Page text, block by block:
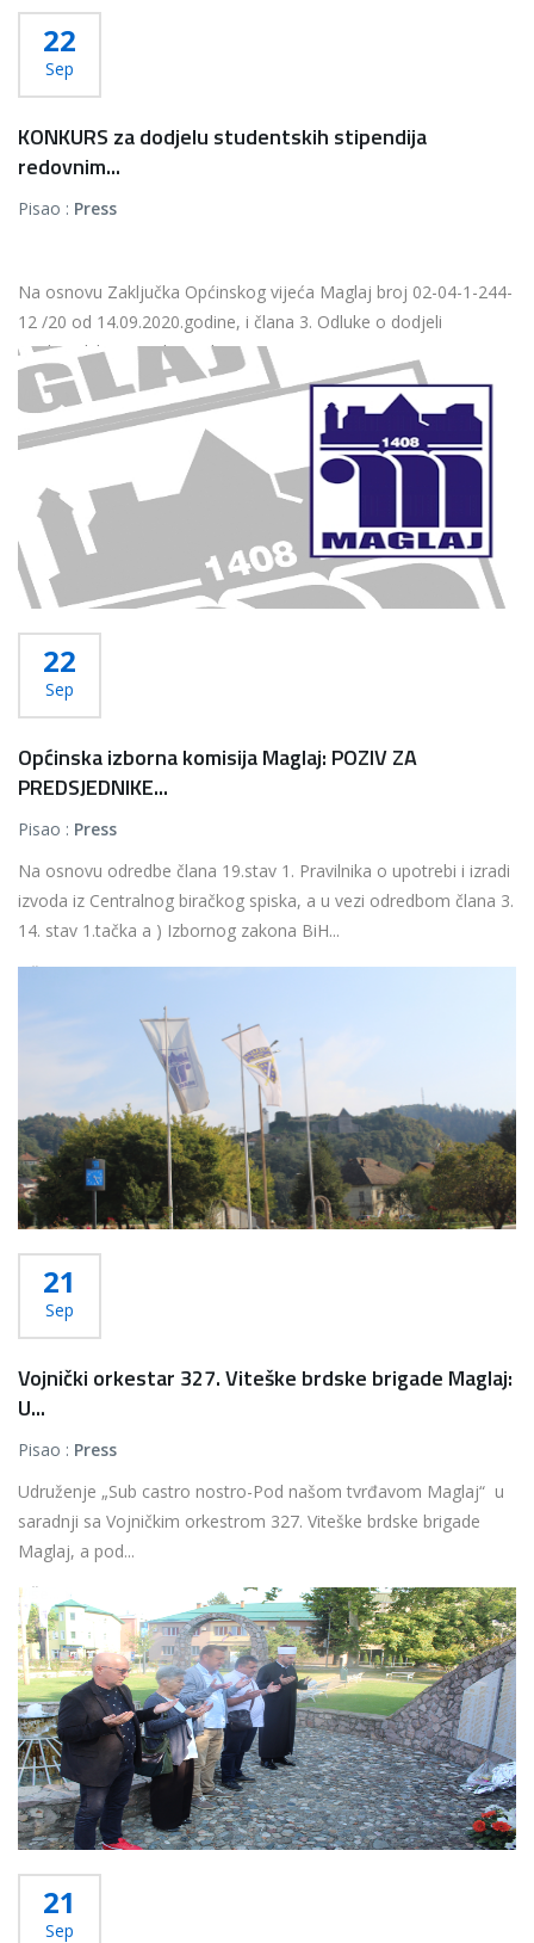
22
Sep
KONKURS za dodjelu studentskih stipendija
redovnim...
Pisao : Press
Na osnovu Zaključka Općinskog vijeća Maglaj broj 02-04-1-244-
12 /20 od 14.09.2020.godine, i člana 3. Odluke o dodjeli
studentskih stipendija redovnim...
Više...
22
Sep
Općinska izborna komisija Maglaj: POZIV ZA
PREDSJEDNIKE...
Pisao : Press
Na osnovu odredbe člana 19.stav 1. Pravilnika o upotrebi i izradi
izvoda iz Centralnog biračkog spiska, a u vezi odredbom člana 3.
14. stav 1.tačka a ) Izbornog zakona BiH...
Više...
21
Sep
Vojnički orkestar 327. Viteške brdske brigade Maglaj:
U...
Pisao : Press
Udruženje „Sub castro nostro-Pod našom tvrđavom Maglaj“ u
saradnji sa Vojničkim orkestrom 327. Viteške brdske brigade
Maglaj, a pod...
Više...
21
Sep